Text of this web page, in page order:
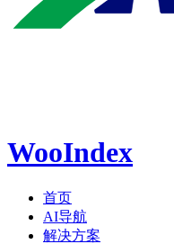
WooIndex
首页
AI导航
解决方案